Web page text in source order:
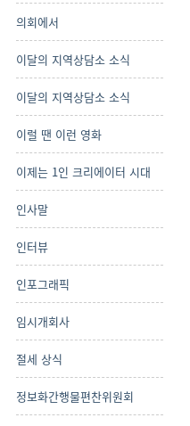
의회에서
이달의 지역상담소 소식
이달의 지역상담소 소식
이럴 땐 이런 영화
이제는 1인 크리에이터 시대
인사말
인터뷰
인포그래픽
임시개회사
절세 상식
정보화간행물편찬위원회